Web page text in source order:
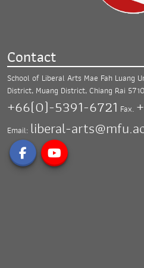
Contact
School of Liberal Arts Mae Fah Luang
District, Muang District,Chiang Rai
+66(0)-5391-6721 Fax.
Email: liberal-